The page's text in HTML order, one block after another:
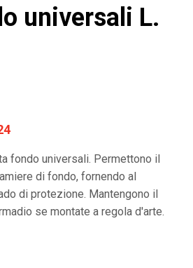
universali L.
fondo universali. Permettono il
di fondo, fornendo al
di protezione. Mantengono il
se montate a regola d'arte.